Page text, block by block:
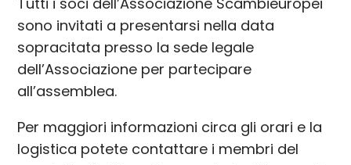
sono invitati a presentarsi nella data
sopracitata presso la sede legale
dell’Associazione per partecipare
all’assemblea.
Per maggiori informazioni circa gli orari e la
logistica potete contattare i membri del